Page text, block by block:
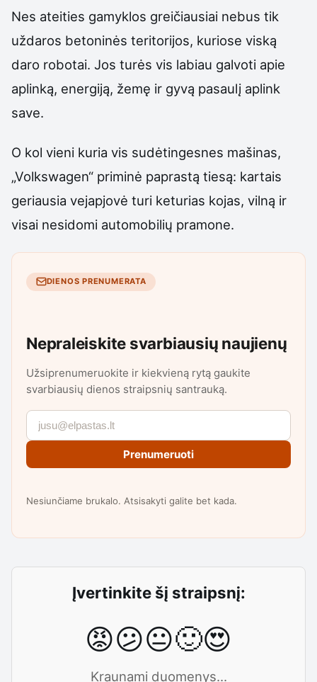
Nes ateities gamyklos greičiausiai nebus tik
uždaros betoninės teritorijos, kuriose viską
daro robotai. Jos turės vis labiau galvoti apie
aplinką, energiją, žemę ir gyvą pasaulį aplink
save.
O kol vieni kuria vis sudėtingesnes mašinas,
„Volkswagen“ priminė paprastą tiesą: kartais
geriausia vejapjovė turi keturias kojas, vilną ir
visai nesidomi automobilių pramone.
DIENOS PRENUMERATA
Nepraleiskite svarbiausių naujienų
Užsiprenumeruokite ir kiekvieną rytą gaukite
svarbiausių dienos straipsnių santrauką.
Prenumeruoti
Nesiunčiame brukalo. Atsisakyti galite bet kada.
Įvertinkite šį straipsnį:
😡😕😐🙂😍
Kraunami duomenys...